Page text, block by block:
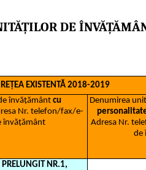
DE
REȚEA EXISTENTĂ 2018-2019
învățământ cu
Nr. telefon/fax/e-
învățământ
Denumirea
Adresa Nr.
de
NR.1,